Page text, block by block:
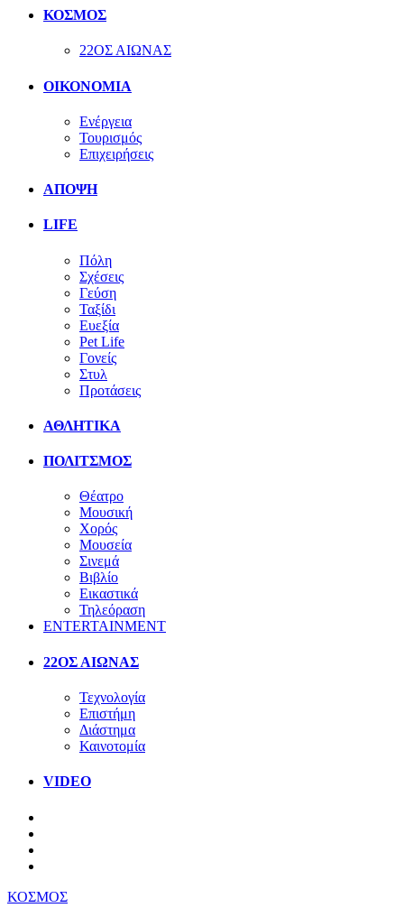
ΚΟΣΜΟΣ
22ΟΣ ΑΙΩΝΑΣ
ΟΙΚΟΝΟΜΙΑ
Ενέργεια
Τουρισμός
Επιχειρήσεις
ΑΠΟΨΗ
LIFE
Πόλη
Σχέσεις
Γεύση
Ταξίδι
Ευεξία
Pet Life
Γονείς
Στυλ
Προτάσεις
ΑΘΛΗΤΙΚΑ
ΠΟΛΙΤΣΜΟΣ
Θέατρο
Μουσική
Χορός
Μουσεία
Σινεμά
Βιβλίο
Εικαστικά
Τηλεόραση
ENTERTAINMENT
22ΟΣ ΑΙΩΝΑΣ
Τεχνολογία
Επιστήμη
Διάστημα
Καινοτομία
VIDEO
ΚΟΣΜΟΣ